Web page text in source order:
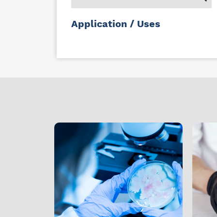
Application / Uses